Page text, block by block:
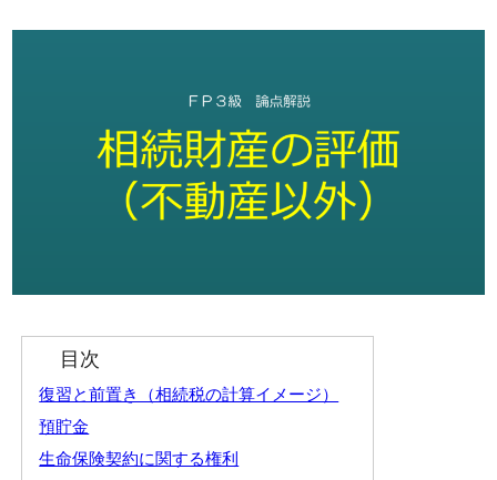
目次
復習と前置き（相続税の計算イメージ）
預貯金
生命保険契約に関する権利